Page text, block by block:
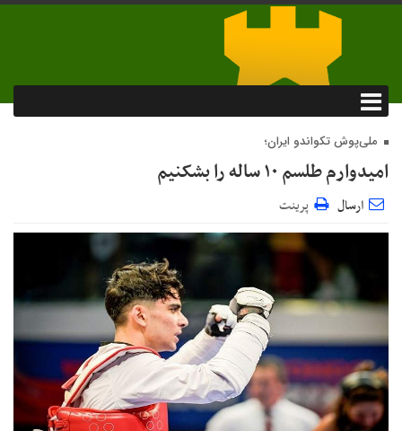
ملی‌پوش تکواندو ایران؛
امیدوارم طلسم ۱۰ ساله را بشکنیم
ارسال پرینت